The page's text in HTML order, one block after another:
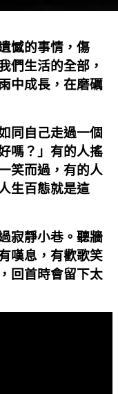
憾的事情，傷
們生活的全部，
中成長，在磨礪
同自己走過一個
嗎？」有的人搖
笑而過，有的人
生百態就是這
寂靜小巷。聽牆
嘆息，有歡歌笑
回首時會留下太